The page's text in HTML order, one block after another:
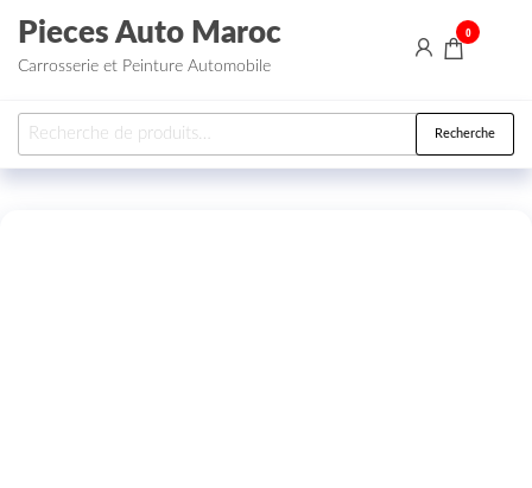
Aller au contenu
Pieces Auto Maroc
Carrosserie et Peinture Automobile
0
Recherche pour : Recherche